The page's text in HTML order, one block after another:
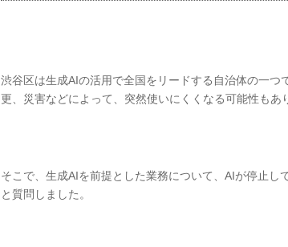
渋谷区は生成AIの活用で全国をリードする自治体の一つ
更、災害などによって、突然使いにくくなる可能性もあ
そこで、生成AIを前提とした業務について、AIが停止し
と質問しました。